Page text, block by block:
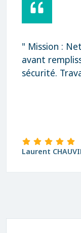
" Mission :
avant
sécurité.
Laurent